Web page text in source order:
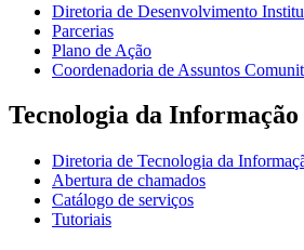
Diretoria de Desenvolvimento
Parcerias
Plano de Ação
Coordenadoria de Assuntos
Tecnologia da Informação
Diretoria de Tecnologia da
Abertura de chamados
Catálogo de serviços
Tutoriais